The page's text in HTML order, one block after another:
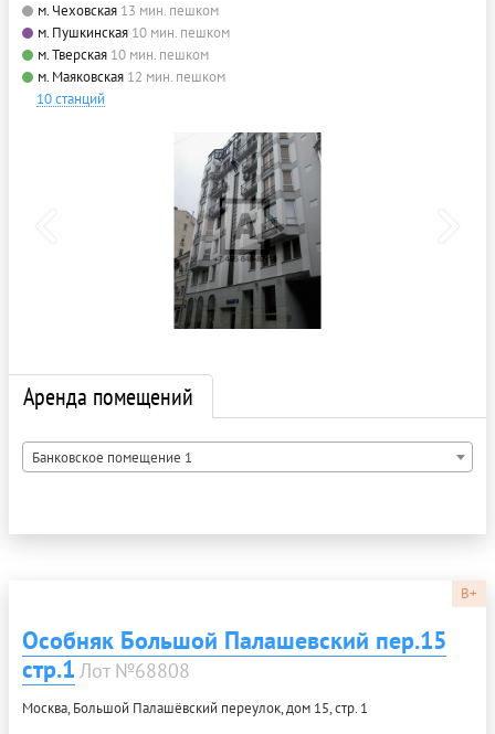
м. Чеховская 13 мин. пешком
м. Пушкинская 10 мин. пешком
м. Тверская 10 мин. пешком
м. Маяковская 12 мин. пешком
10 станций
Аренда помещений
Банковское помещение 1
B+
Особняк Большой Палашевский пер.15
стр.1 Лот №68808
Москва, Большой Палашёвский переулок, дом 15, стр. 1